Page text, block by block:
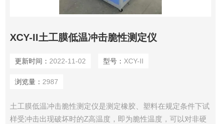
XCY-II土工膜低温冲击脆性测定仪
更新时间： 2022-11-02 型号： XCY-II
浏览量： 2987
土工膜低温冲击脆性测定仪是测定橡胶、塑料在规定条件下试
样受冲击出现破坏时的Z高温度，即为脆性温度，可以对非硬